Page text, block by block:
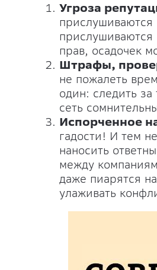
Угроза
прислушиваются
прислушиваются
прав, осадочек
Штрафы,
не пожалеть
один: следить
сеть
Испорченное
гадости! И тем
наносить
между
даже пиарятся
улаживать